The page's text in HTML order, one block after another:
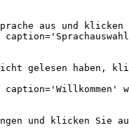
aus und klicken
gelesen
und klicken Sie